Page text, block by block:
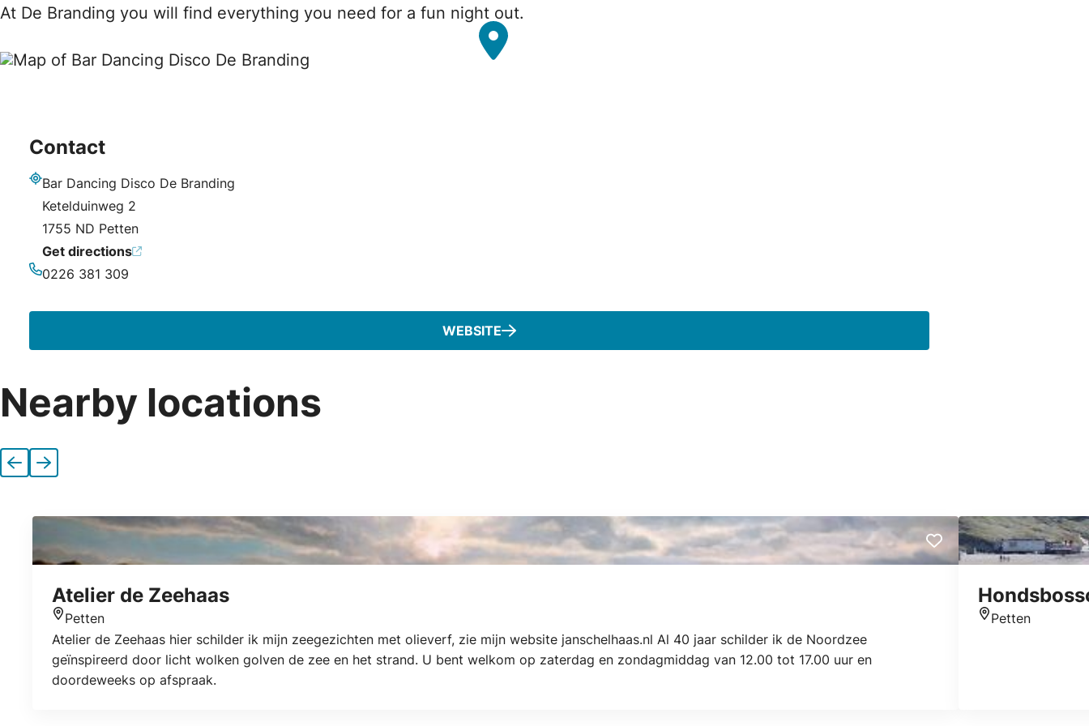
At De Branding you will find everything you need for a fun night out.
Contact
Bar Dancing Disco De Branding
Ketelduinweg 2
1755 ND Petten
Get directions
0226 381 309
WEBSITE
Nearby locations
Previous
Next
Atelier de Zeehaas
Location
Petten
Atelier de Zeehaas hier schilder ik mijn zeegezichten met olieverf, zie mijn website janschelhaas.nl Al 40 jaar schilder ik de Noordzee
geïnspireerd door licht wolken golven de zee en het strand. U bent welkom op zaterdag en zondagmiddag van 12.00 tot 17.00 uur en
doordeweeks op afspraak.
Petten